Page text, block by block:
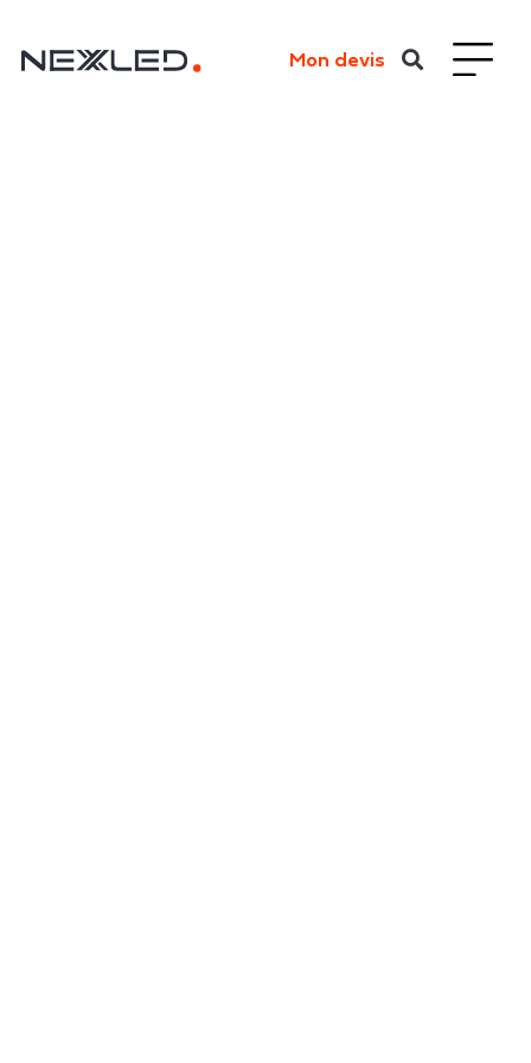
Mon devis